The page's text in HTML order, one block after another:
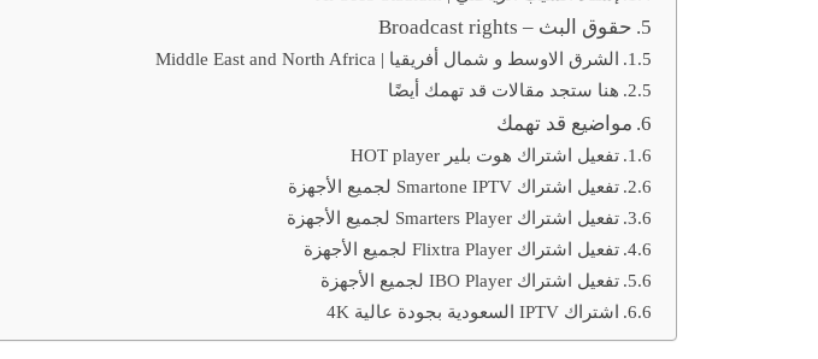
حقوق البث – Broadcast rights
الشرق الاوسط و شمال أفريقيا | Middle East and North Africa
هنا ستجد مقالات قد تهمك أيضًا
مواضيع قد تهمك
تفعيل اشتراك هوت بلير HOT player
تفعيل اشتراك Smartone IPTV لجميع الأجهزة
تفعيل اشتراك Smarters Player لجميع الأجهزة
تفعيل اشتراك Flixtra Player لجميع الأجهزة
تفعيل اشتراك IBO Player لجميع الأجهزة
اشتراك IPTV السعودية بجودة عالية 4K